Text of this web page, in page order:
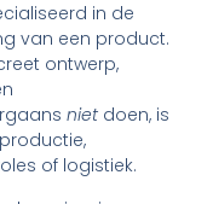
in de
van een product.
ontwerp,
niet doen, is
of logistiek.